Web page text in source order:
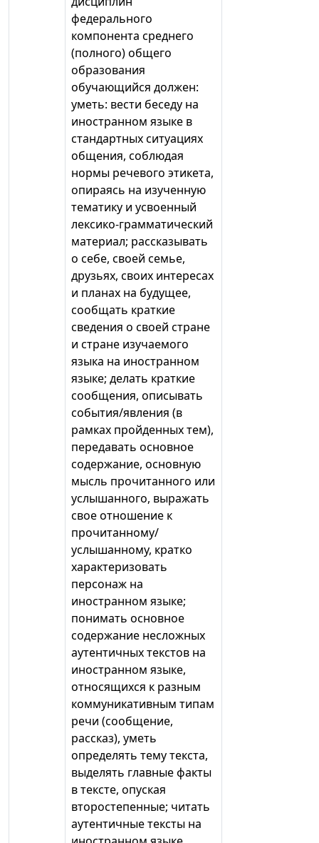
федерального
компонента среднего
(полного) общего
образования
обучающийся должен:
уметь: вести беседу на
иностранном языке в
стандартных ситуациях
общения, соблюдая
нормы речевого этикета,
опираясь на изученную
тематику и усвоенный
лексико-грамматический
материал; рассказывать
о себе, своей семье,
друзьях, своих интересах
и планах на будущее,
сообщать краткие
сведения о своей стране
и стране изучаемого
языка на иностранном
языке; делать краткие
сообщения, описывать
события/явления (в
рамках пройденных тем),
передавать основное
содержание, основную
мысль прочитанного или
услышанного, выражать
свое отношение к
прочитанному/
услышанному, кратко
характеризовать
персонаж на
иностранном языке;
понимать основное
содержание несложных
аутентичных текстов на
иностранном языке,
относящихся к разным
коммуникативным типам
речи (сообщение,
рассказ), уметь
определять тему текста,
выделять главные факты
в тексте, опуская
второстепенные; читать
аутентичные тексты на